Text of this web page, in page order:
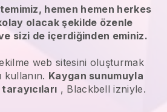
hemen hemen herkes
olacak şekilde özenle
sizi de içerdiğinden eminiz.
web sitesini oluşturmak
Kaygan sunumuyla
, Blackbell izniyle.